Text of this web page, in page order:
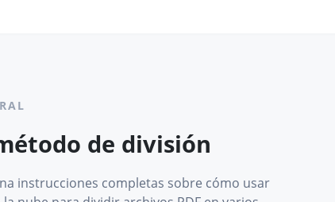
de división
instrucciones completas sobre cómo usar